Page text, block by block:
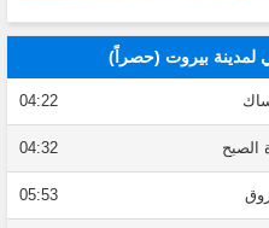
لمدينة بيروت (حصراً)
04:22
الصبح 04:32
05:53